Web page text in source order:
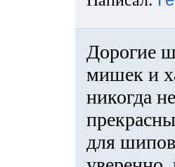
Дорогие
мишек и
никогда
для